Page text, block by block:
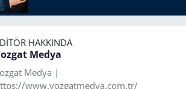
HAKKINDA
Medya
Medya |
www.yozgatmedya.com.tr/